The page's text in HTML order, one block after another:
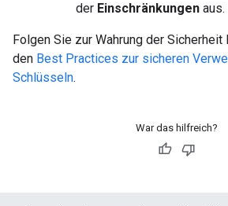
der Einschränkungen aus.
Folgen Sie zur Wahrung der
den Best Practices zur sicheren
Schlüsseln.
War das hilfreich?